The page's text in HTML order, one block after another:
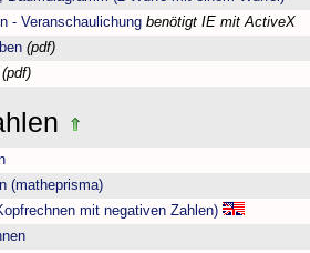
- Veranschaulichung benötigt IE mit ActiveX
(pdf)
(pdf)
(matheprisma)
mit negativen Zahlen)